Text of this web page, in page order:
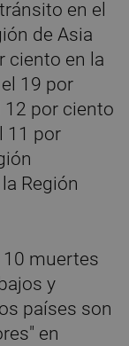
en el
de Asia
ciento en la
19 por
12 por ciento
11 por
Región
10 muertes
y
países son
en